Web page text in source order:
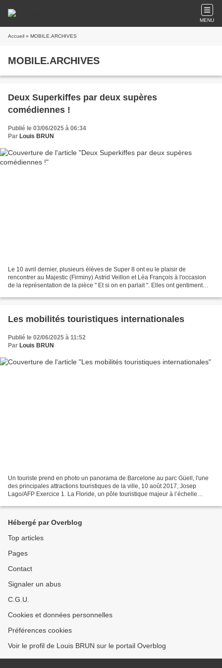
MENU
Accueil » MOBILE.ARCHIVES
MOBILE.ARCHIVES
Deux Superkiffes par deux supères
comédiennes !
Publié le 03/06/2025 à 06:34
Par Louis BRUN
Le 10 avril dernier, plusieurs élèves de Super 8 ont eu le plaisir de
rencontrer au Majestic (Firminy) Astrid Veillon et Léa François à l'occasion
de la représentation de la pièce " Et si on en parlait ". Elles ont gentiment
Les mobilités touristiques internationales
Publié le 02/06/2025 à 11:52
Par Louis BRUN
Un touriste prend en photo un panorama de Barcelone au parc Güell, l'une
des principales attractions touristiques de la ville, 10 août 2017, Josep
Lago/AFP Exercice 1. La Floride, un pôle touristique majeur à l’échelle
Hébergé par Overblog
Top articles
Pages
Contact
Signaler un abus
C.G.U.
Cookies et données personnelles
Préférences cookies
Voir le profil de Louis BRUN sur le portail Overblog